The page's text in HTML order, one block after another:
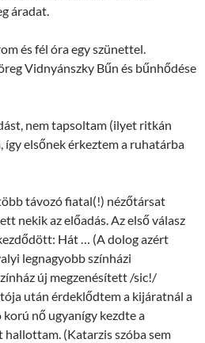
áradat.
és fél óra egy szünettel.
Vidnyánszky Bűn és bűnhődése
nem tapsoltam (ilyet ritkán
így elsőnek érkeztem a ruhatárba
távozó fiatal(!) nézőtársat
nekik az előadás. Az első válasz
Hát … (A dolog azért
legnagyobb színházi
új megzenésített /sic!/
után érdeklődtem a kijáratnál a
nő ugyanígy kezdte a
(Katarzis szóba sem